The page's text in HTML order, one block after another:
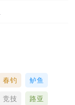
春钓 鲈鱼
竞技 路亚